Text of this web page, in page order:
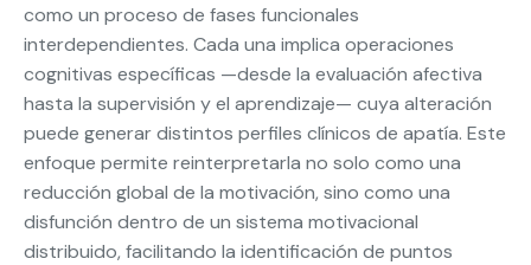
como un proceso de fases funcionales
interdependientes. Cada una implica operaciones
cognitivas específicas —desde la evaluación afectiva
hasta la supervisión y el aprendizaje— cuya alteración
puede generar distintos perfiles clínicos de apatía. Este
enfoque permite reinterpretarla no solo como una
reducción global de la motivación, sino como una
disfunción dentro de un sistema motivacional
distribuido, facilitando la identificación de puntos